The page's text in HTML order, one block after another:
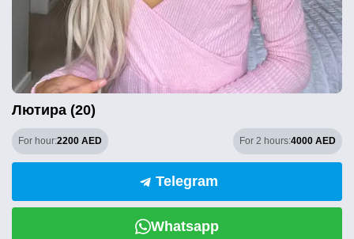
Лютира (20)
For hour:2200 AED For 2 hours:4000 AED
Telegram
Whatsapp